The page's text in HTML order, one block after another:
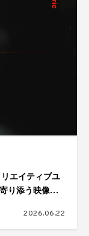
エイティブユ
り添う映像表
2026.06.22